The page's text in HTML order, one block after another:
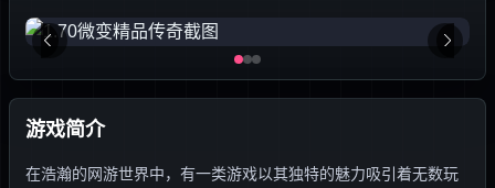
游戏简介
在浩瀚的网游世界中，有一类游戏以其独特的魅力吸引着无数玩